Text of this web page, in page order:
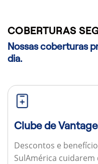
COBERTURAS
Nossas coberturas
dia.
Clube de
Descontos e
SulAmérica